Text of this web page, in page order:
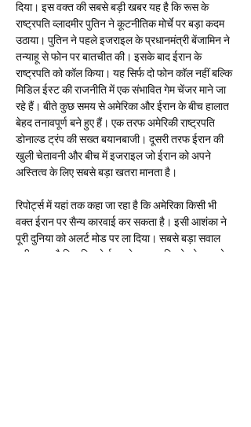
दिया। इस वक्त की सबसे बड़ी खबर यह है कि रूस के
राष्ट्रपति व्लादमीर पुतिन ने कूटनीतिक मोर्चे पर बड़ा कदम
उठाया। पुतिन ने पहले इजराइल के प्रधानमंत्री बेंजामिन ने
तन्याहू से फोन पर बातचीत की। इसके बाद ईरान के
राष्ट्रपति को कॉल किया। यह सिर्फ दो फोन कॉल नहीं बल्कि
मिडिल ईस्ट की राजनीति में एक संभावित गेम चेंजर माने जा
रहे हैं। बीते कुछ समय से अमेरिका और ईरान के बीच हालात
बेहद तनावपूर्ण बने हुए हैं। एक तरफ अमेरिकी राष्ट्रपति
डोनाल्ड ट्रंप की सख्त बयानबाजी। दूसरी तरफ ईरान की
खुली चेतावनी और बीच में इजराइल जो ईरान को अपने
अस्तित्व के लिए सबसे बड़ा खतरा मानता है।
रिपोर्ट्स में यहां तक कहा जा रहा है कि अमेरिका किसी भी
वक्त ईरान पर सैन्य कारवाई कर सकता है। इसी आशंका ने
पूरी दुनिया को अलर्ट मोड पर ला दिया। सबसे बड़ा सवाल
यही उठता है कि पुतिन ने ईरान के राष्ट्रपति को फोन करने